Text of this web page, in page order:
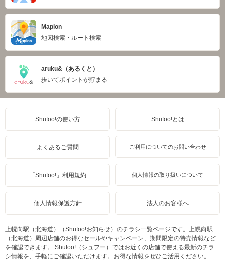
Mapion
地図検索・ルート検索
aruku&（あるくと）
歩いてポイントが貯まる
Shufoo!の使い方 Shufoo!とは
よくあるご質問 ご利用についてのお問い合わせ
「Shufoo!」利用規約 個人情報の取り扱いについて
個人情報保護方針 法人のお客様へ
上幌向駅（北海道）（Shufoo!お知らせ）のチラシ一覧ページです。上幌向駅
（北海道）周辺店舗のお得なセールやキャンペーン、期間限定の特売情報など
を確認できます。 Shufoo!（シュフー）ではお近くの店舗で使える最新のチラ
シ情報を、手軽にご確認いただけます。お得な情報をぜひご活用ください。